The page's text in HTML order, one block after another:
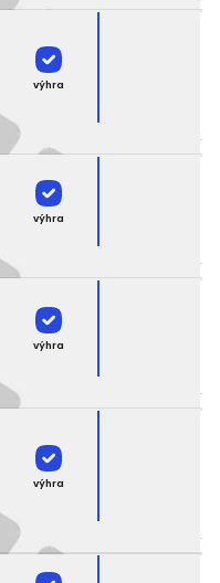
výhra
výhra
výhra
výhra